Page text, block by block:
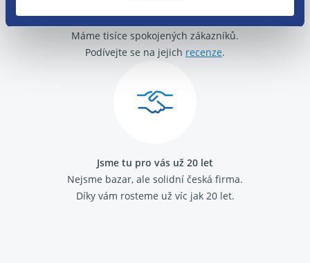
O své zákazníky se staráme
Máme tisíce spokojených zákazníků.
Podívejte se na jejich recenze.
Jsme tu pro vás už 20 let
Nejsme bazar, ale solidní česká firma.
Díky vám rosteme už víc jak 20 let.